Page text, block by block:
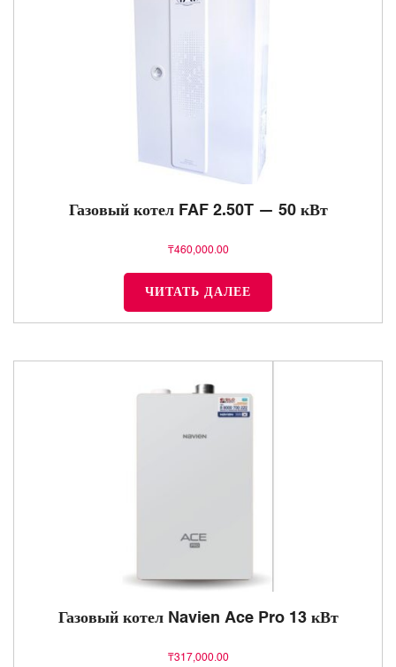
Газовый котел FAF 2.50T — 50 кВт
₸460,000.00
ЧИТАТЬ ДАЛЕЕ
Газовый котел Navien Ace Pro 13 кВт
₸317,000.00